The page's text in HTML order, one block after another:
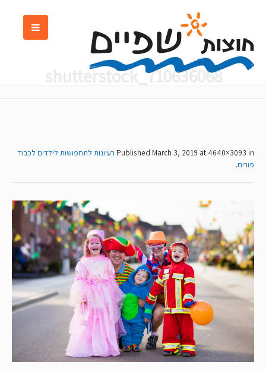
shutterstock_710636068
Published March 3, 2019 at 4640×3093 in
רעיונות לתחפושות לילדים לכבוד
פורים.